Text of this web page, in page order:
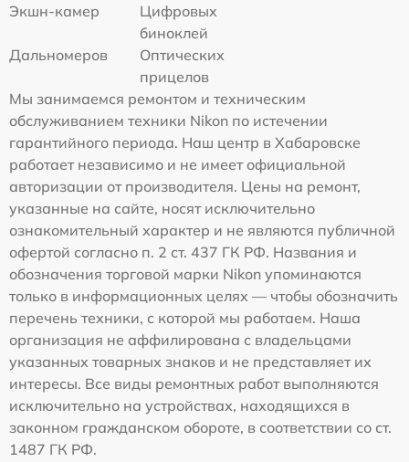
Экшн-камер
Цифровых
биноклей
Дальномеров
Оптических
прицелов
Мы занимаемся ремонтом и техническим
обслуживанием техники Nikon по истечении
гарантийного периода. Наш центр в Хабаровске
работает независимо и не имеет официальной
авторизации от производителя. Цены на ремонт,
указанные на сайте, носят исключительно
ознакомительный характер и не являются публичной
офертой согласно п. 2 ст. 437 ГК РФ. Названия и
обозначения торговой марки Nikon упоминаются
только в информационных целях — чтобы обозначить
перечень техники, с которой мы работаем. Наша
организация не аффилирована с владельцами
указанных товарных знаков и не представляет их
интересы. Все виды ремонтных работ выполняются
исключительно на устройствах, находящихся в
законном гражданском обороте, в соответствии со ст.
1487 ГК РФ.